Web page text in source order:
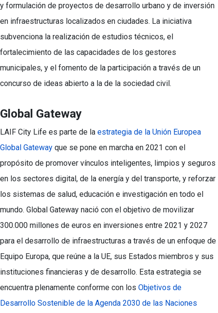
y formulación de proyectos de desarrollo urbano y de inversión
en infraestructuras localizados en ciudades. La iniciativa
subvenciona la realización de estudios técnicos, el
fortalecimiento de las capacidades de los gestores
municipales, y el fomento de la participación a través de un
concurso de ideas abierto a la de la sociedad civil.
Global Gateway
LAIF City Life es parte de la estrategia de la Unión Europea
Global Gateway que se pone en marcha en 2021 con el
propósito de promover vínculos inteligentes, limpios y seguros
en los sectores digital, de la energía y del transporte, y reforzar
los sistemas de salud, educación e investigación en todo el
mundo. Global Gateway nació con el objetivo de movilizar
300.000 millones de euros en inversiones entre 2021 y 2027
para el desarrollo de infraestructuras a través de un enfoque de
Equipo Europa, que reúne a la UE, sus Estados miembros y sus
instituciones financieras y de desarrollo. Esta estrategia se
encuentra plenamente conforme con los Objetivos de
Desarrollo Sostenible de la Agenda 2030 de las Naciones